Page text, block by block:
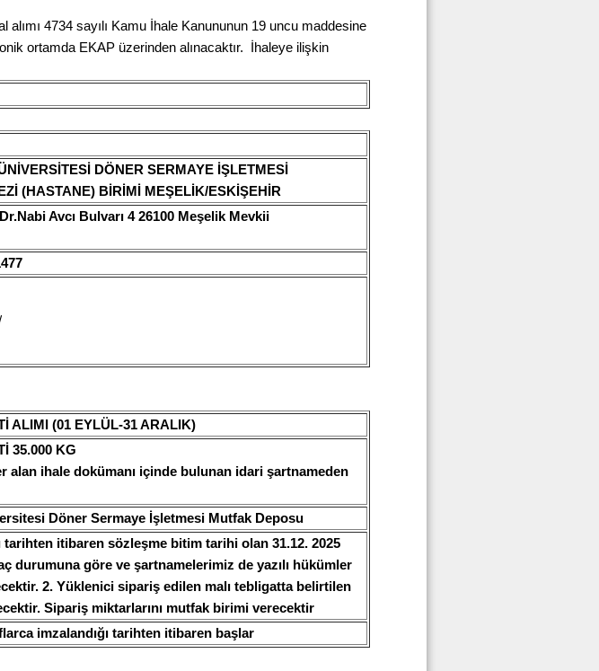
alımı 4734 sayılı Kamu İhale Kanununun 19 uncu maddesine
ortamda EKAP üzerinden alınacaktır. İhaleye ilişkin
DÖNER SERMAYE İŞLETMESİ
(HASTANE) BİRİMİ MEŞELİK/ESKİŞEHİR
Avcı Bulvarı 4 26100 Meşelik Mevkii
ALIMI (01 EYLÜL-31 ARALIK)
35.000 KG
alan ihale dokümanı içinde bulunan idari şartnameden
Döner Sermaye İşletmesi Mutfak Deposu
tarihten itibaren sözleşme bitim tarihi olan 31.12. 2025
durumuna göre ve şartnamelerimiz de yazılı hükümler
2. Yüklenici sipariş edilen malı tebligatta belirtilen
Sipariş miktarlarını mutfak birimi verecektir
imzalandığı tarihten itibaren başlar